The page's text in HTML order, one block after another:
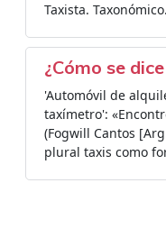
Taxista. Taxonómico.
¿Cómo se
'Automóvil de
taxímetro':
(Fogwill Cantos
plural taxis como